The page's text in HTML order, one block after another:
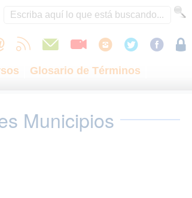
Glosario de Términos
Municipios